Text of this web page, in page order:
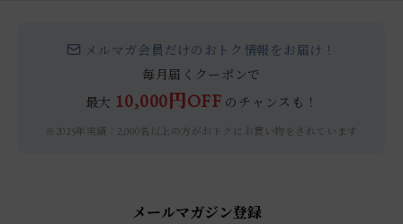
メルマガ会員だけのおトク情報をお届け！
毎月届くクーポンで
最大 10,000円OFF のチャンスも！
※2025年実績：2,000名以上の方がおトクにお買い物をされています
メールマガジン登録